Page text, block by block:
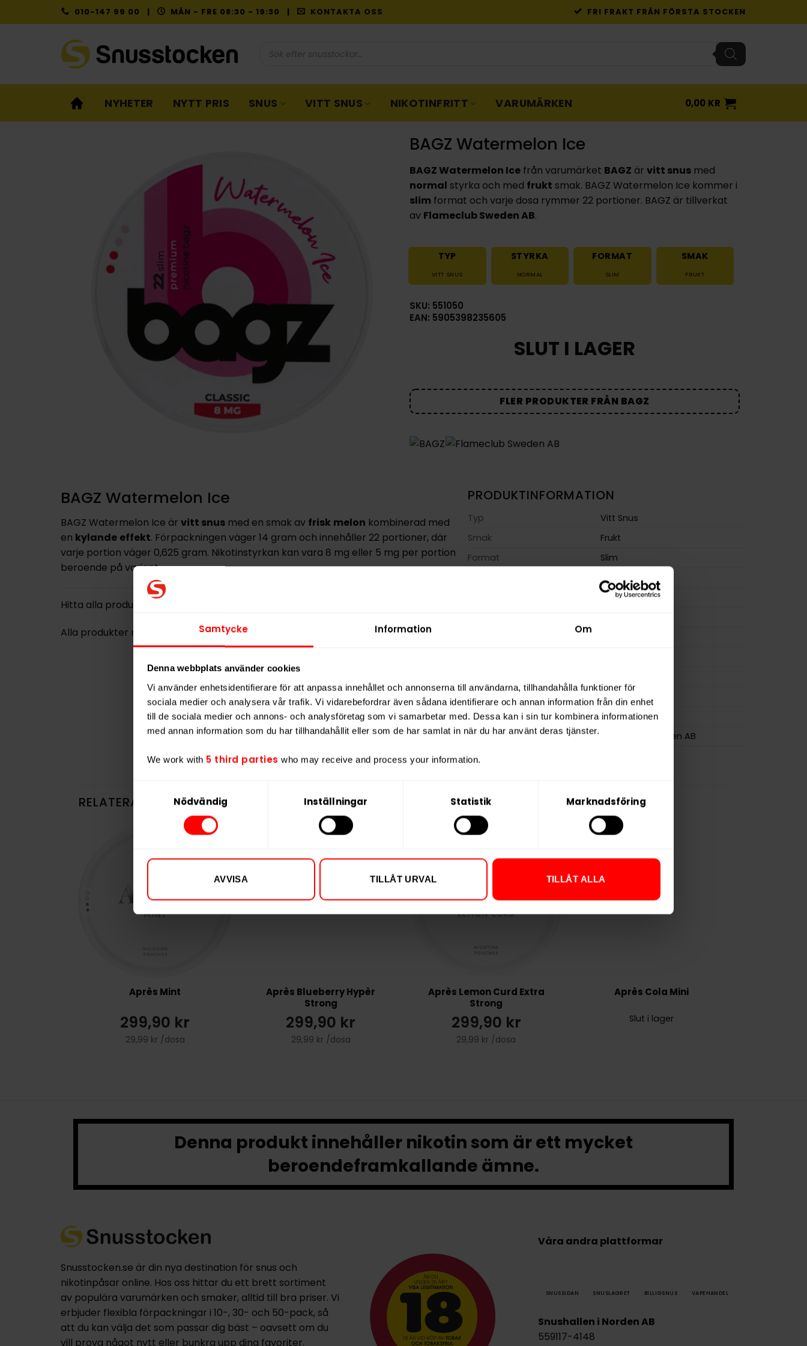
Samtycke Information Om
Denna webbplats använder cookies
Vi använder enhetsidentifierare för att anpassa innehållet och annonserna till användarna, tillhandahålla funktioner för
sociala medier och analysera vår trafik. Vi vidarebefordrar även sådana identifierare och annan information från din enhet
till de sociala medier och annons- och analysföretag som vi samarbetar med. Dessa kan i sin tur kombinera informationen
med annan information som du har tillhandahållit eller som de har samlat in när du har använt deras tjänster.
We work with 5 third parties who may receive and process your information.
Nödvändig Inställningar Statistik Marknadsföring
AVVISA TILLÅT URVAL TILLÅT ALLA
to
010-147 99 00 | MÅN - FRE 08:30 - 19:30 | KONTAKTA OSS FRI FRAKT FRÅN FÖRSTA STOCKEN
NYHETER NYTT PRIS SNUS VITT SNUS NIKOTINFRITT VARUMÄRKEN 0,00 KR
BAGZ Watermelon Ice
BAGZ Watermelon Ice från varumärket BAGZ är vitt snus med
normal styrka och med frukt smak. BAGZ Watermelon Ice kommer i
slim format och varje dosa rymmer 22 portioner. BAGZ är tillverkat
av Flameclub Sweden AB.
TYP
VITT SNUS
STYRKA
NORMAL
FORMAT
SLIM
SMAK
FRUKT
SKU: 551050
EAN: 5905398235605
SLUT I LAGER
FLER PRODUKTER FRÅN BAGZ
BAGZ Watermelon Ice
BAGZ Watermelon Ice är vitt snusmed en smak av frisk melon kombinerad med
en kylande effekt. Förpackningen väger 14 gram och innehåller 22 portioner, där
varje portion väger 0,625 gram. Nikotinstyrkan kan vara 8 mg eller 5 mg per portion
beroende på variant.
Hitta alla produkter från
Alla produkter med smaken
Frukt
PRODUKTINFORMATION
Typ
Vitt Snus
Smak
Frukt
Format
Slim
Normal
8,0 mg/g
Vikt per portion
0,6 g
Varumärke
BAGZ
Tillverkare
Flameclub Sweden AB
RELATERADE PRODUKTER
Après Mint
299,90 kr
29,99 kr /dosa
Après Blueberry Hypèr
Strong
299,90 kr
29,99 kr /dosa
Après Lemon Curd Extra
Strong
299,90 kr
29,99 kr /dosa
Après Cola Mini
Slut i lager
Denna produkt innehåller nikotin som är ett mycket
beroendeframkallande ämne.
Snusstocken.se är din nya destination för snus och
nikotinpåsar online. Hos oss hittar du ett brett sortiment
av populära varumärken och smaker, alltid till bra priser. Vi
erbjuder flexibla förpackningar i 10-, 30- och 50-pack, så
att du kan välja det som passar dig bäst – oavsett om du
vill prova något nytt eller bunkra upp dina favoriter.
Våra andra plattformar
SNUSSIDAN SNUSLAGRET BILLIGSNUS VAPEHANDEL
Snushallen i Norden AB
559117-4148